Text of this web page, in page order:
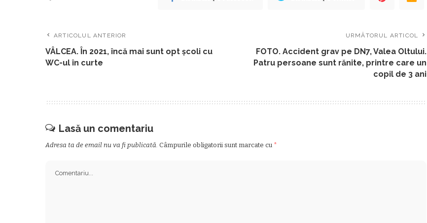
ARTICOLUL ANTERIOR
VÂLCEA. În 2021, încă mai sunt opt școli cu
WC-ul în curte
URMĂTORUL ARTICOL
FOTO. Accident grav pe DN7, Valea Oltului.
Patru persoane sunt rănite, printre care un
copil de 3 ani
Lasă un comentariu
Adresa ta de email nu va fi publicată. Câmpurile obligatorii sunt marcate cu *